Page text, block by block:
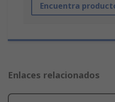
Encuentra
Enlaces relacionados